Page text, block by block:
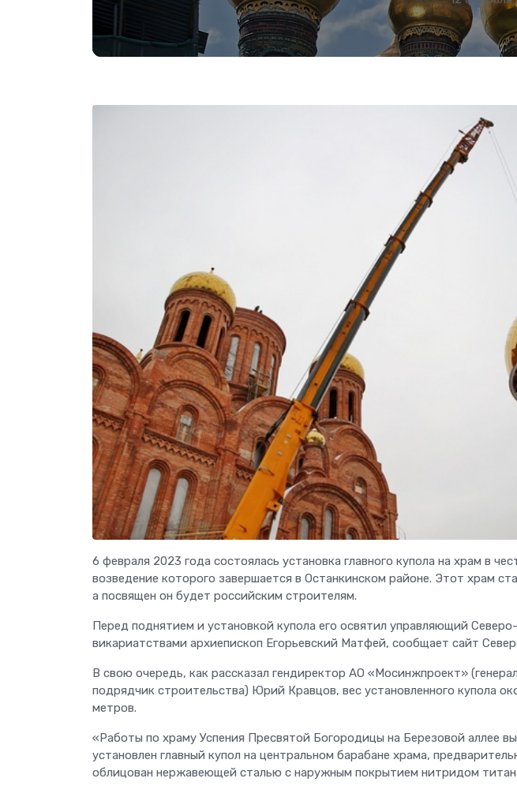
6 февраля 2023 года состоялась установка главного купола на храм в
возведение которого завершается в Останкинском районе. Этот храм
а посвящен он будет российским строителям.
Перед поднятием и установкой купола его освятил управляющий
викариатствами архиепископ Егорьевский Матфей, сообщает сайт
В свою очередь, как рассказал гендиректор АО «Мосинжпроект»
подрядчик строительства) Юрий Кравцов, вес установленного купола
метров.
«Работы по храму Успения Пресвятой Богородицы на Березовой аллее
установлен главный купол на центральном барабане храма,
облицован нержавеющей сталью с наружным покрытием нитридом